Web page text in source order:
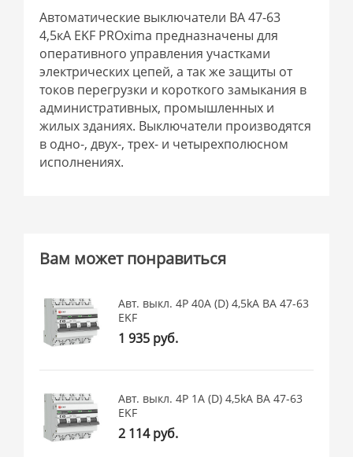
Автоматические выключатели ВА 47-63
4,5кА EKF PROxima предназначены для
оперативного управления участками
электрических цепей, а так же защиты от
токов перегрузки и короткого замыкания в
административных, промышленных и
жилых зданиях. Выключатели производятся
в одно-, двух-, трех- и четырехполюсном
исполнениях.
Вам может понравиться
Авт. выкл. 4P 40А (D) 4,5kA ВА 47-63
EKF
1 935 руб.
Авт. выкл. 4P 1А (D) 4,5kA ВА 47-63
EKF
2 114 руб.